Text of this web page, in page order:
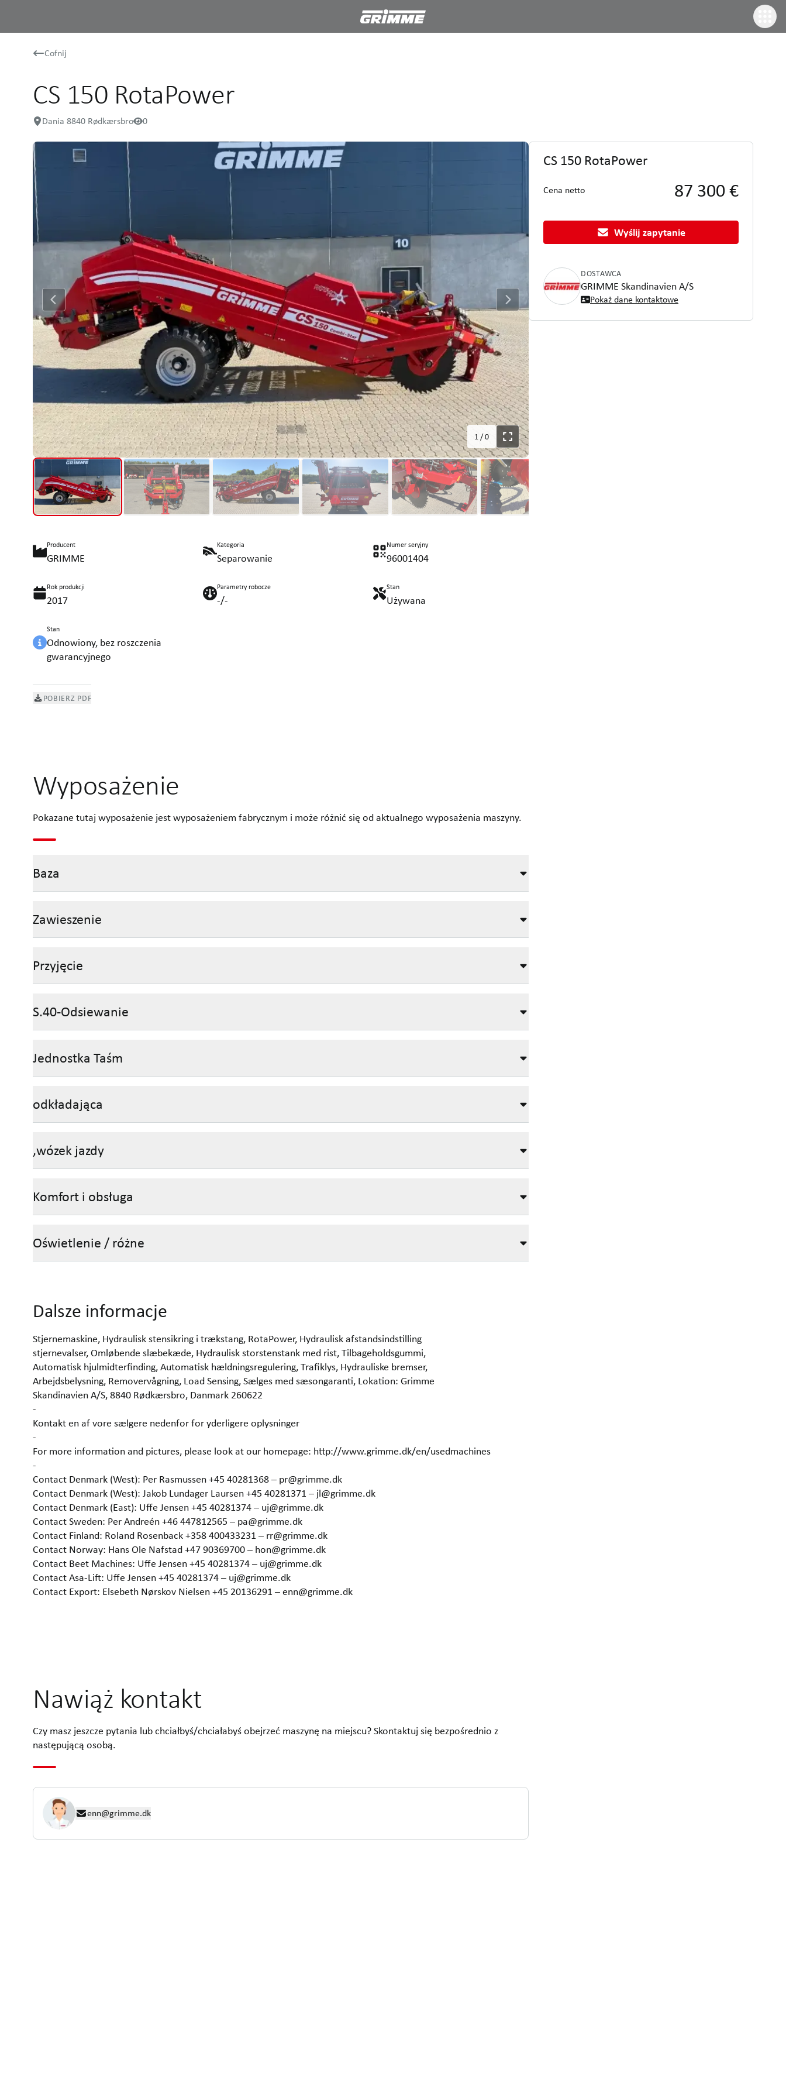
Cofnij
CS 150 RotaPower
Dania 8840 Rødkærsbro 0
1/0
Producent
GRIMME
Kategoria
Separowanie
Numer seryjny
96001404
Rok produkcji
2017
Parametry robocze
-/-
Stan
Używana
Stan
Odnowiony, bez roszczenia
gwarancyjnego
POBIERZ PDF
Wyposażenie
Pokazane tutaj wyposażenie jest wyposażeniem fabrycznym i może różnić się od aktualnego wyposażenia maszyny.
Baza
Zawieszenie
Przyjęcie
S.40-Odsiewanie
Jednostka Taśm
odkładająca
,wózek jazdy
Komfort i obsługa
Oświetlenie / różne
Dalsze informacje
Stjernemaskine, Hydraulisk stensikring i trækstang, RotaPower, Hydraulisk afstandsindstilling
stjernevalser, Omløbende slæbekæde, Hydraulisk storstenstank med rist, Tilbageholdsgummi,
Automatisk hjulmidterfinding, Automatisk hældningsregulering, Trafiklys, Hydrauliske bremser,
Arbejdsbelysning, Removervågning, Load Sensing, Sælges med sæsongaranti, Lokation: Grimme
Skandinavien A/S, 8840 Rødkærsbro, Danmark 260622
-
Kontakt en af vore sælgere nedenfor for yderligere oplysninger
-
For more information and pictures, please look at our homepage: http://www.grimme.dk/en/usedmachines
-
Contact Denmark (West): Per Rasmussen +45 40281368 – pr@grimme.dk
Contact Denmark (West): Jakob Lundager Laursen +45 40281371 – jl@grimme.dk
Contact Denmark (East): Uffe Jensen +45 40281374 – uj@grimme.dk
Contact Sweden: Per Andreén +46 447812565 – pa@grimme.dk
Contact Finland: Roland Rosenback +358 400433231 – rr@grimme.dk
Contact Norway: Hans Ole Nafstad +47 90369700 – hon@grimme.dk
Contact Beet Machines: Uffe Jensen +45 40281374 – uj@grimme.dk
Contact Asa-Lift: Uffe Jensen +45 40281374 – uj@grimme.dk
Contact Export: Elsebeth Nørskov Nielsen +45 20136291 – enn@grimme.dk
Nawiąż kontakt
Czy masz jeszcze pytania lub chciałbyś/chciałabyś obejrzeć maszynę na miejscu? Skontaktuj się bezpośrednio z
następującą osobą.
enn@grimme.dk
CS 150 RotaPower
Cena netto 87 300 €
Wyślij zapytanie
DOSTAWCA
GRIMME Skandinavien A/S
Pokaż dane kontaktowe